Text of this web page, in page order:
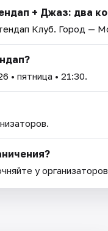
+ Джаз: два
Клуб. Город —
• пятница • 21:30.
у